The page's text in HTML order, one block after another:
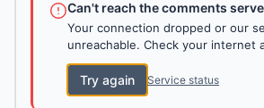
Can't reach the comments
Your connection dropped or our
unreachable. Check your internet
Try again Service status